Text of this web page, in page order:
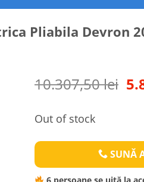
Pliabila Devron
10.307,50lei
Out of stock
SUNĂ